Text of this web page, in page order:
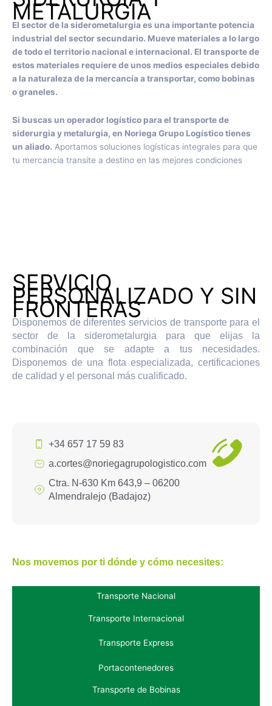
METALURGIA
El sector de la siderometalurgia es una importante potencia
industrial del sector secundario. Mueve materiales a lo largo
de todo el territorio nacional e internacional. El transporte de
estos materiales requiere de unos medios especiales debido
a la naturaleza de la mercancía a transportar, como bobinas
o graneles.
Si buscas un operador logístico para el transporte de
siderurgia y metalurgia, en Noriega Grupo Logístico tienes
un aliado. Aportamos soluciones logísticas integrales para que
tu mercancía transite a destino en las mejores condiciones
SERVICIO
PERSONALIZADO Y SIN
FRONTERAS
Disponemos de diferentes servicios de transporte para el
sector de la siderometalurgia para que elijas la
combinación que se adapte a tus necesidades.
Disponemos de una flota especializada, certificaciones
de calidad y el personal más cualificado.
+34 657 17 59 83
a.cortes@noriegagrupologistico.com
Ctra. N-630 Km 643,9 – 06200
Almendralejo (Badajoz)
Nos movemos por ti dónde y cómo necesites:
Transporte Nacional
Transporte Internacional
Transporte Express
Portacontenedores
Transporte de Bobinas